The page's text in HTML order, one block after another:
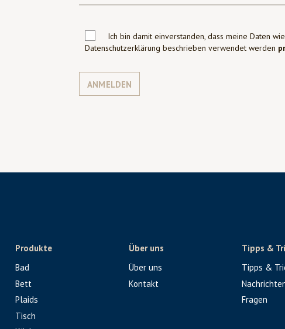
Ich bin damit einverstanden, dass meine Daten
Datenschutzerklärung beschrieben verwendet werden
ANMELDEN
Produkte
Bad
Bett
Plaids
Tisch
Über uns
Über uns
Kontakt
Tipps &
Tipps &
Fragen